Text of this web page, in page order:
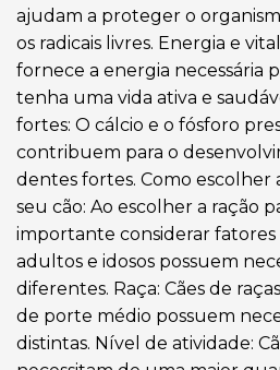
ajudam a proteger o
os radicais livres. Energia e
fornece a energia necessária
tenha uma vida ativa e
fortes: O cálcio e o fósforo
contribuem para o
dentes fortes. Como escolher
seu cão: Ao escolher a ração
importante considerar fatores
adultos e idosos possuem
diferentes. Raça: Cães de
de porte médio possuem
distintas. Nível de atividade: